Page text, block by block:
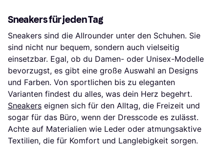
Sneakers für jeden Tag
Sneakers sind die Allrounder unter den Schuhen. Sie
sind nicht nur bequem, sondern auch vielseitig
einsetzbar. Egal, ob du Damen- oder Unisex-Modelle
bevorzugst, es gibt eine große Auswahl an Designs
und Farben. Von sportlichen bis zu eleganten
Varianten findest du alles, was dein Herz begehrt.
Sneakers eignen sich für den Alltag, die Freizeit und
sogar für das Büro, wenn der Dresscode es zulässt.
Achte auf Materialien wie Leder oder atmungsaktive
Textilien, die für Komfort und Langlebigkeit sorgen.